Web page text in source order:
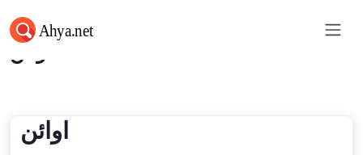
اوائن
اوائن